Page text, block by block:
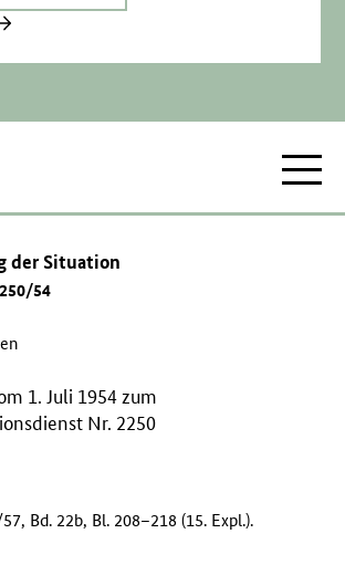
der Situation
54
1. Juli 1954 zum
Nr. 2250
Bd. 22b, Bl. 208–218 (15. Expl.).